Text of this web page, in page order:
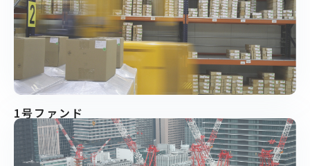
1号ファンド